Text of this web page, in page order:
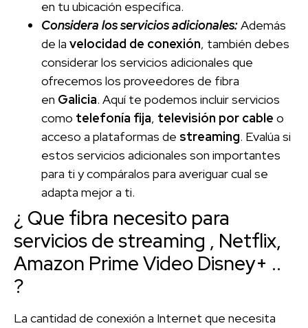
en tu ubicación específica.
Considera los servicios adicionales:Además
de la velocidad de conexión, también debes
considerar los servicios adicionales que
ofrecemos los proveedores de fibra
en Galicia. Aquí te podemos incluir servicios
como telefonía fija, televisión por cable o
acceso a plataformas de streaming. Evalúa si
estos servicios adicionales son importantes
para ti y compáralos para averiguar cual se
adapta mejor a ti.
¿ Que fibra necesito para
servicios de streaming , Netflix,
Amazon Prime Video Disney+ ..
?
La cantidad de conexión a Internet que necesita